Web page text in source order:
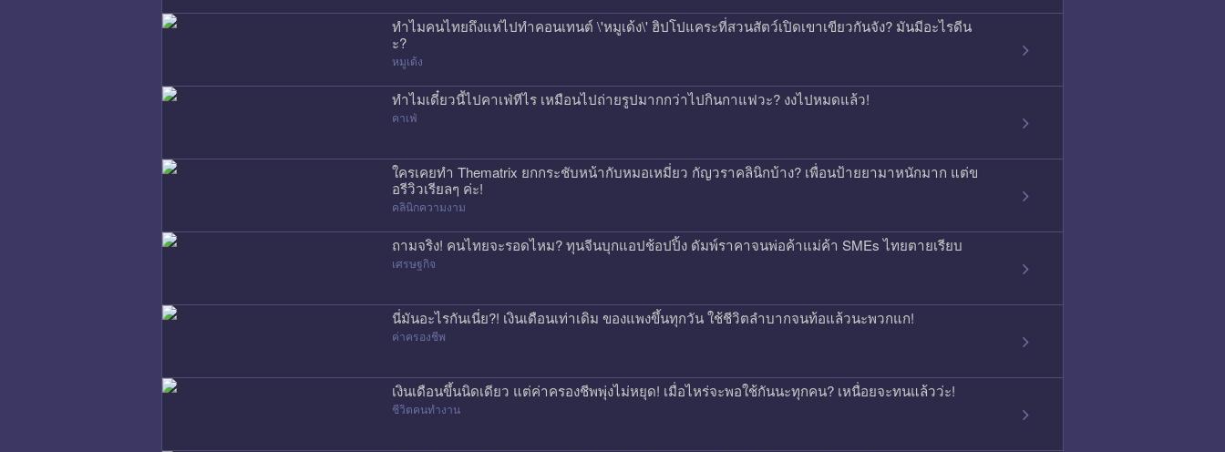
ทำไมคนไทยถึงแห่ไปทำคอนเทนต์ \'หมูเด้ง\' ฮิปโปแคระที่สวนสัตว์เปิดเขาเขียวกันจัง? มันมีอะไรดีน
ะ?
หมูเด้ง
ทำไมเดี๋ยวนี้ไปคาเฟ่ทีไร เหมือนไปถ่ายรูปมากกว่าไปกินกาแฟวะ? งงไปหมดแล้ว!
คาเฟ่
ใครเคยทำ Thematrix ยกกระชับหน้ากับหมอเหมี่ยว กัญวราคลินิกบ้าง? เพื่อนป้ายยามาหนักมาก แต่ข
อรีวิวเรียลๆ ค่ะ!
คลินิกความงาม
ถามจริง! คนไทยจะรอดไหม? ทุนจีนบุกแอปช้อปปิ้ง ดัมพ์ราคาจนพ่อค้าแม่ค้า SMEs ไทยตายเรียบ
เศรษฐกิจ
นี่มันอะไรกันเนี่ย?! เงินเดือนเท่าเดิม ของแพงขึ้นทุกวัน ใช้ชีวิตลำบากจนท้อแล้วนะพวกแก!
ค่าครองชีพ
เงินเดือนขึ้นนิดเดียว แต่ค่าครองชีพพุ่งไม่หยุด! เมื่อไหร่จะพอใช้กันนะทุกคน? เหนื่อยจะทนแล้วว่ะ!
ชีวิตคนทำงาน